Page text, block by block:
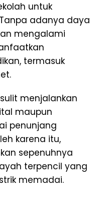
untuk
adanya daya
mengalami
termasuk
menjalankan
maupun
penunjang
karena itu,
sepenuhnya
terpencil yang
memadai.